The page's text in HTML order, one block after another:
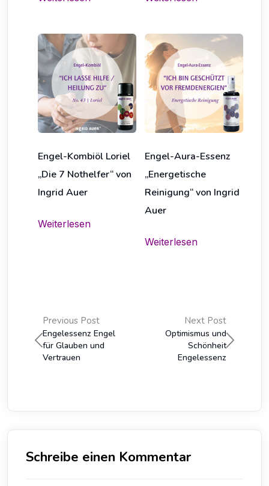
Engel-Kombiöl Loriel
„Die 7 Nothelfer“ von
Ingrid Auer
Weiterlesen
Engel-Aura-Essenz
„Energetische
Reinigung“ von Ingrid
Auer
Weiterlesen
Previous Post
Engelessenz Engel
für Glauben und
Vertrauen
Next Post
Optimismus und
Schönheit
Engelessenz
Schreibe einen Kommentar